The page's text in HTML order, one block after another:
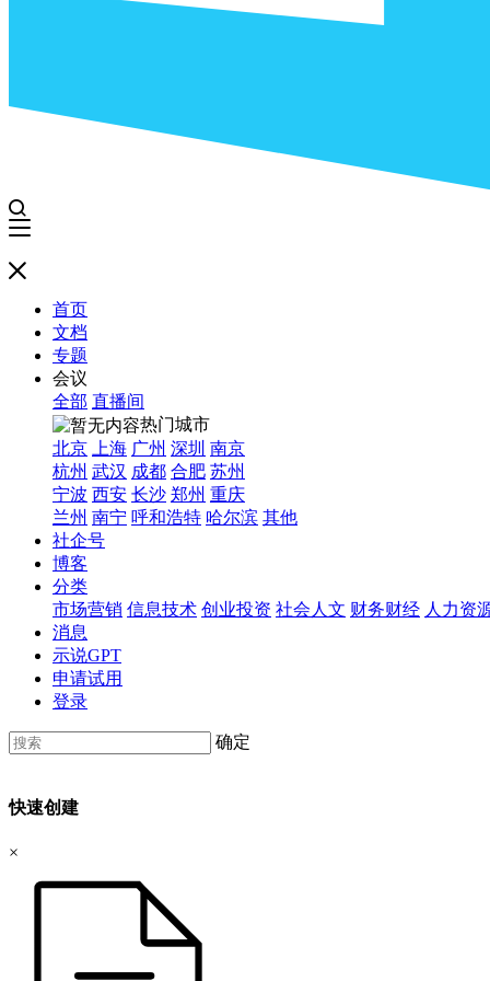
首页
文档
专题
会议
全部 直播间
热门城市
北京
上海 广州 深圳 南京
杭州 武汉 成都 合肥 苏州
宁波 西安 长沙 郑州 重庆
兰州 南宁 呼和浩特 哈尔滨 其他
社企号
博客
分类
市场营销 信息技术 创业投资 社会人文 财务财经 人力资
消息
示说GPT
申请试用
登录
确定
快速创建
×